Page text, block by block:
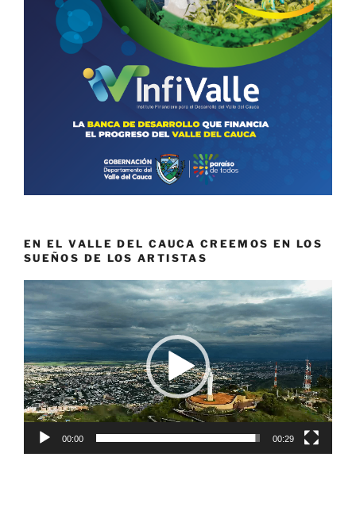
EN EL VALLE DEL CAUCA CREEMOS EN LOS
SUEÑOS DE LOS ARTISTAS
Reproductor
de
vídeo
00:00 00:29